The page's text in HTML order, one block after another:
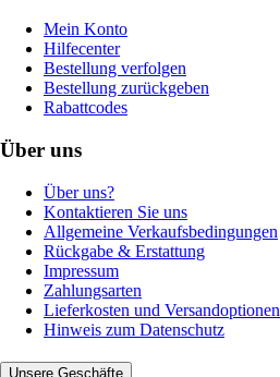
Mein Konto
Hilfecenter
Bestellung verfolgen
Bestellung zurückgeben
Rabattcodes
Über uns
Über uns?
Kontaktieren Sie uns
Allgemeine Verkaufsbedingungen
Rückgabe & Erstattung
Impressum
Zahlungsarten
Lieferkosten und Versandoptionen
Hinweis zum Datenschutz
Unsere Geschäfte